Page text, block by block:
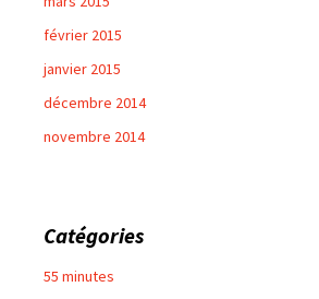
février 2015
janvier 2015
décembre 2014
novembre 2014
Catégories
55 minutes